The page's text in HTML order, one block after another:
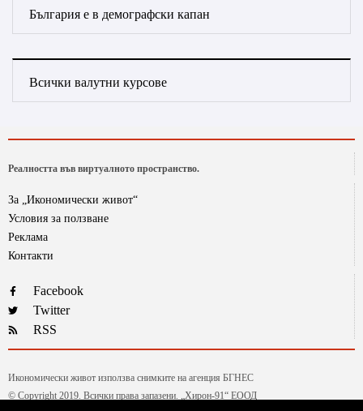
България е в демографски капан
Всички валутни курсове
Реалността във виртуалното пространство.
За „Икономически живот“
Условия за ползване
Реклама
Контакти
Facebook
Twitter
RSS
Икономически живот използва снимките на агенция БГНЕС
© Copyright 2019. Всички права запазени. „Хирон-91“ ЕООД